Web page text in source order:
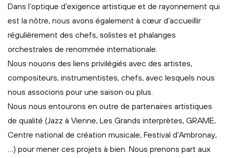
Dans l’optique d’exigence artistique et de rayonnement qui
est la nôtre, nous avons également à cœur d’accueillir
régulièrement des chefs, solistes et phalanges
orchestrales de renommée internationale.
Nous nouons des liens privilégiés avec des artistes,
compositeurs, instrumentistes, chefs, avec lesquels nous
nous associons pour une saison ou plus.
Nous nous entourons en outre de partenaires artistiques
de qualité (Jazz à Vienne, Les Grands interprètes, GRAME,
Centre national de création musicale, Festival d’Ambronay,
…) pour mener ces projets à bien. Nous prenons part aux